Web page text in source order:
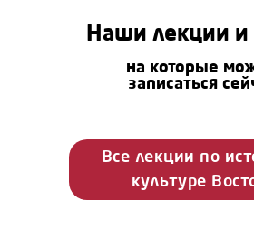
Наши лекции и
Все лекции по
культуре
на которые
записаться